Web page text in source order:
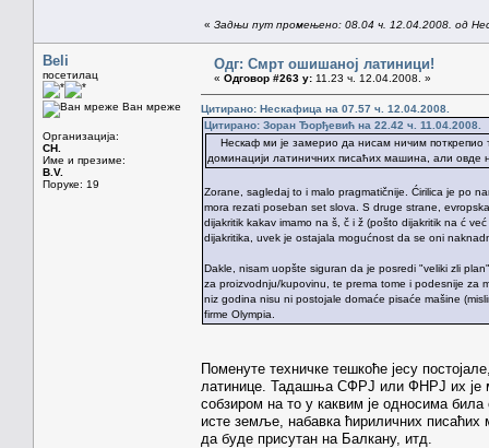
« Задњи пут промењено: 08.04 ч. 12.04.2008. од
Beli
посетилац
Ван мреже
Организација:
CH.
Име и презиме:
B.V.
Поруке: 19
Одг: Смрт ошишаној латиници!
« Одговор #263 у: 11.23 ч. 12.04.2008. »
Цитирано: Нескафица на 07.57 ч. 12.04.2008.
Цитирано: Зоран Ђорђевић на 22.42 ч. 11.04.2008.
Нескаф ми је замерио да нисам ничим поткрепио
доминацији латиничних писаћих машина, али
Zorane, sagledaj to i malo pragmatičnije. Ćirilica je po
mora rezati poseban set slova. S druge strane,
dijakritik kakav imamo na š, č i ž (pošto dijakritik na ć
dijakritika, uvek je ostajala mogućnost da se oni
Dakle, nisam uopšte siguran da je posredi "veliki zli
za proizvodnju/kupovinu, te prema tome i podesnije za
niz godina nisu ni postojale domaće pisaće mašine
firme Olympia.
Поменуте техничке тешкоће јесу
латинице. Тадашња СФРЈ или ФНРЈ их је
собзиром на то у каквим је односима
исте земље, набавка ћириличних
да буде присутан на Балкану, итд.